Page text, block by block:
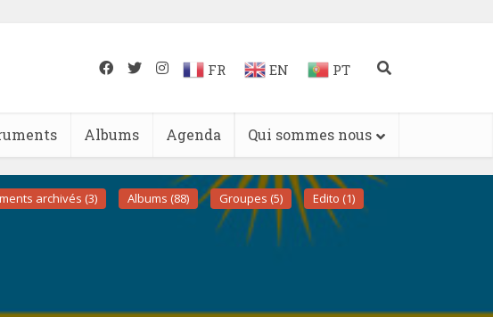
FR EN PT
Albums Agenda Qui sommes nous
archivés (3) Albums (88) Groupes (5) Edito (1)